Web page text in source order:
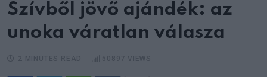
Szívből jövő ajándék: az
unoka váratlan válasza